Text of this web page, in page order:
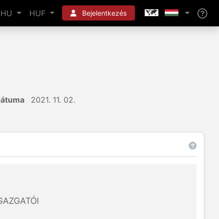
HU HUF Bejelentkezés
2021. 11. 02.